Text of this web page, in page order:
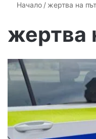
Начало / жертва на
жертва